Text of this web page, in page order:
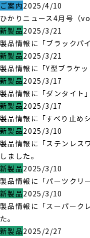
ご案内2025/4/10
ひかりニュース4月号（
新製品2025/3/21
製品情報に「ブラックパ
新製品2025/3/21
製品情報に「Y型ブラケ
新製品2025/3/17
製品情報に「ダンタイト
新製品2025/3/17
製品情報に「すべり止め
新製品2025/3/10
製品情報に「ステンレス
しました。
新製品2025/3/10
製品情報に「パーツクリ
新製品2025/3/10
製品情報に「スーパーク
た。
新製品2025/2/27